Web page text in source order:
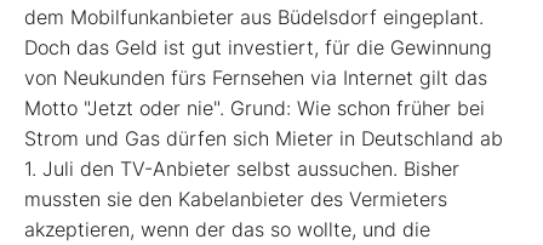
dem Mobilfunkanbieter aus Büdelsdorf eingeplant.
Doch das Geld ist gut investiert, für die Gewinnung
von Neukunden fürs Fernsehen via Internet gilt das
Motto "Jetzt oder nie". Grund: Wie schon früher bei
Strom und Gas dürfen sich Mieter in Deutschland ab
1. Juli den TV-Anbieter selbst aussuchen. Bisher
mussten sie den Kabelanbieter des Vermieters
akzeptieren, wenn der das so wollte, und die